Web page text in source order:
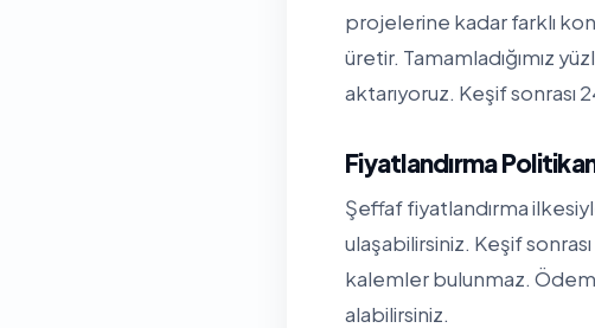
projelerine kadar farklı
üretir. Tamamladığımız
aktarıyoruz. Keşif
Fiyatlandırma
Şeffaf fiyatlandırma
ulaşabilirsiniz. Keşif
kalemler bulunmaz.
alabilirsiniz.